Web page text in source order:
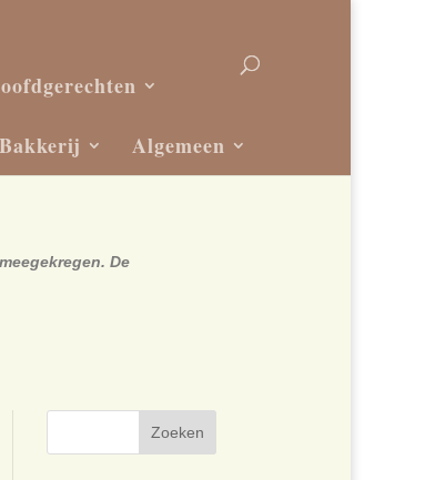
Bakkerij Algemeen
De